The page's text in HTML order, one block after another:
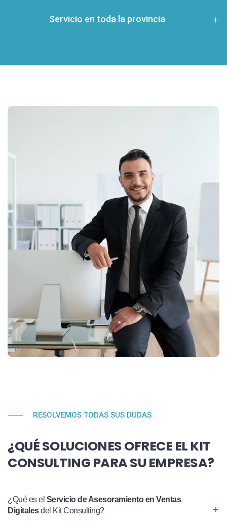
Servicio en toda la provincia
RESOLVEMOS TODAS SUS DUDAS
¿QUÉ SOLUCIONES OFRECE EL KIT
CONSULTING PARA SU EMPRESA?
¿Qué es el Servicio de Asesoramiento en Ventas
Digitalesdel Kit Consulting?